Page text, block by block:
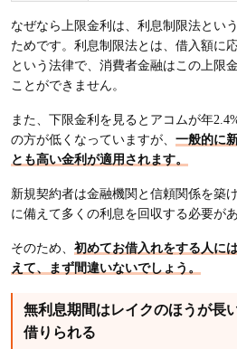
なぜなら上限金利は、利息制限法とい
ためです。利息制限法とは、借入額に
という法律で、消費者金融はこの上限
ことができません。
また、下限金利を見るとアコムが年
の方が低くなっていますが、 一般的に
とも高い金利が適用されます。
新規契約者は金融機関と信頼関係を築
に備えて多くの利息を回収する必要が
そのため、 初めてお借入れをする人に
えて、まず間違いないでしょう。
無利息期間はレイクのほうが長
借りられる